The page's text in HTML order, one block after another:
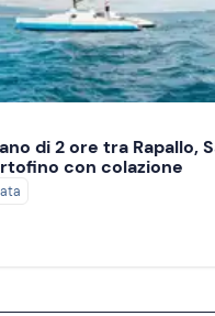
Santa
con colazione